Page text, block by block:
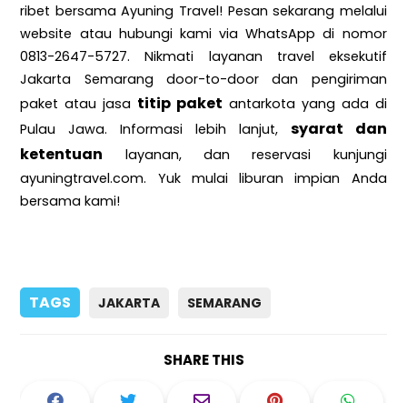
ribet bersama Ayuning Travel! Pesan sekarang melalui
website atau hubungi kami via WhatsApp di nomor
0813-2647-5727. Nikmati layanan travel eksekutif
Jakarta Semarang door-to-door dan pengiriman
paket atau jasa titip paket antarkota yang ada di
Pulau Jawa. Informasi lebih lanjut, syarat dan
ketentuan layanan, dan reservasi kunjungi
ayuningtravel.com. Yuk mulai liburan impian Anda
bersama kami!
TAGS JAKARTA SEMARANG
SHARE THIS